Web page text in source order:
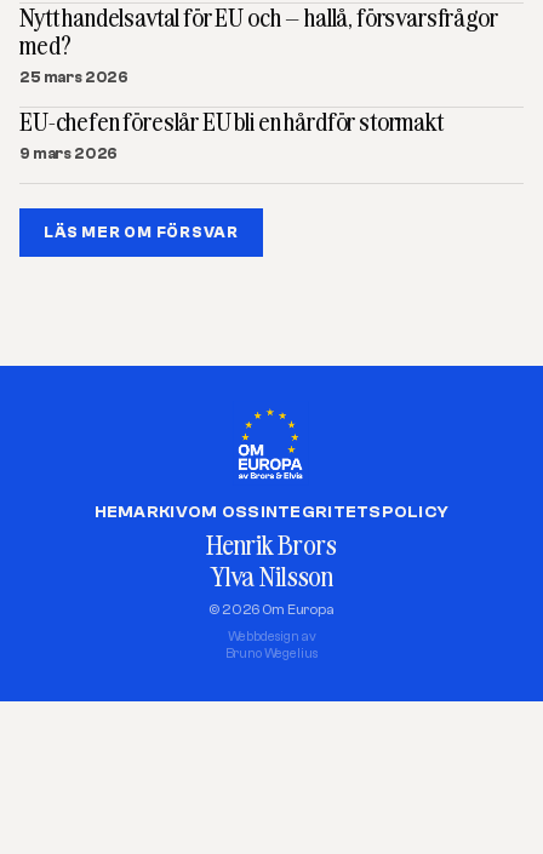
Nytt handelsavtal för EU och – hallå, försvarsfrågor
med?
25 mars 2026
EU-chefen föreslår EU bli en hårdför stormakt
9 mars 2026
LÄS MER OM FÖRSVAR
HEMARKIVOM OSSINTEGRITETSPOLICY
Henrik Brors
Ylva Nilsson
© 2026 Om Europa
Webbdesign av
Bruno Wegelius